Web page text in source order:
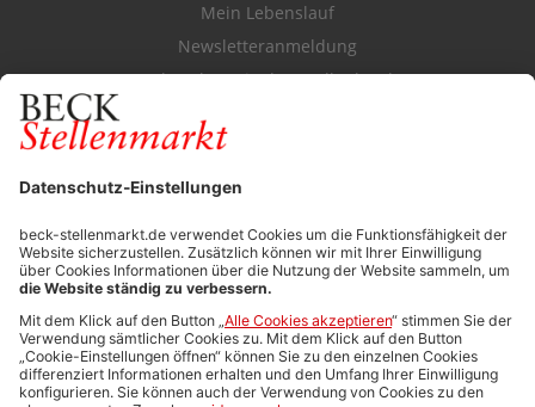
Mein Lebenslauf
Newsletteranmeldung
Durchsuchen Sie den Stellenkatalog
FÜR ARBEITGEBER
Stellenmarktpreise
Anzeigen-AGB
Media-Daten
Newsletteranmeldung
Produktübersicht
ALLGEMEIN